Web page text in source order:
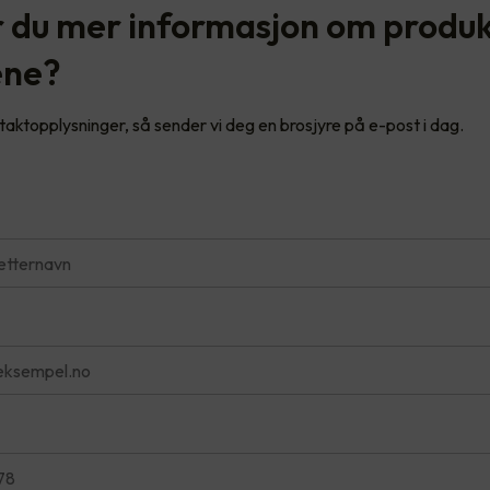
mer informasjon om
så sender vi deg en brosjyre på e-post i dag.